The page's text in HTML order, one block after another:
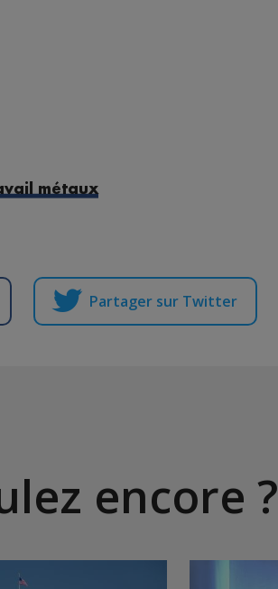
métaux
Partager sur Twitter
encore ?